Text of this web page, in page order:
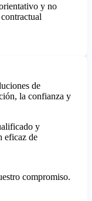
y no
de
la confianza y
y
eficaz de
compromiso.